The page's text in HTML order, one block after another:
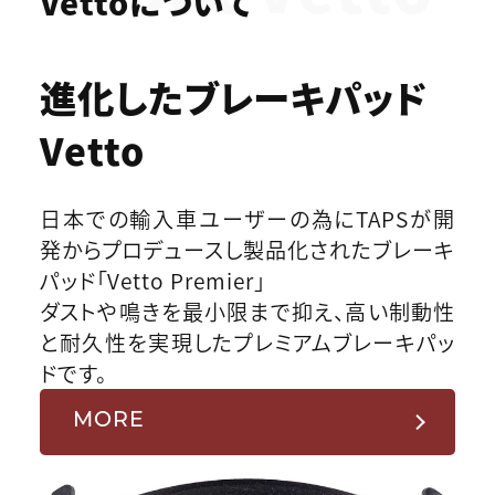
進化したブレーキパッド
Vetto
日本での輸入車ユーザーの為にTAPSが開
発からプロデュースし製品化されたブレーキ
パッド「Vetto Premier」
ダストや鳴きを最小限まで抑え、高い制動性
と耐久性を実現したプレミアムブレーキパッ
ドです。
MORE